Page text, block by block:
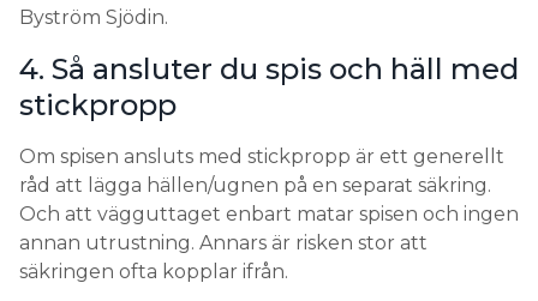
Byström Sjödin.
4. Så ansluter du spis och häll med
stickpropp
Om spisen ansluts med stickpropp är ett generellt
råd att lägga hällen/ugnen på en separat säkring.
Och att vägguttaget enbart matar spisen och ingen
annan utrustning. Annars är risken stor att
säkringen ofta kopplar ifrån.